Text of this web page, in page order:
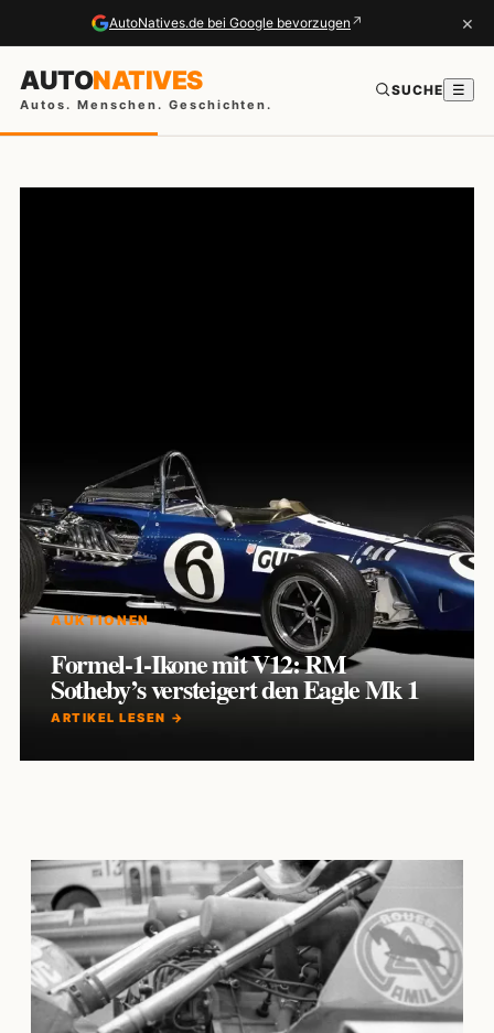
AutoNatives.de bei Google bevorzugen ↗ ×
AUTONATIVES
Autos. Menschen. Geschichten.
SUCHE ☰
AUKTIONEN
Formel-1-Ikone mit V12: RM
Sotheby’s versteigert den Eagle Mk 1
ARTIKEL LESEN →